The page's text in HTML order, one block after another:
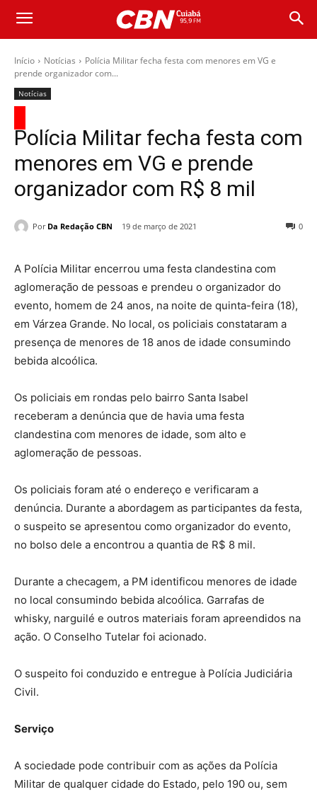
Início Notícias
Polícia Militar fecha festa com menores em VG e
prende organizador com...
Notícias
Polícia Militar fecha festa com
menores em VG e prende
organizador com R$ 8 mil
Por Da Redação CBN 19 de março de 2021 0
A Polícia Militar encerrou uma festa clandestina com
aglomeração de pessoas e prendeu o organizador do
evento, homem de 24 anos, na noite de quinta-feira (18),
em Várzea Grande. No local, os policiais constataram a
presença de menores de 18 anos de idade consumindo
bebida alcoólica.
Os policiais em rondas pelo bairro Santa Isabel
receberam a denúncia que de havia uma festa
clandestina com menores de idade, som alto e
aglomeração de pessoas.
Os policiais foram até o endereço e verificaram a
denúncia. Durante a abordagem as participantes da festa,
o suspeito se apresentou como organizador do evento,
no bolso dele a encontrou a quantia de R$ 8 mil.
Durante a checagem, a PM identificou menores de idade
no local consumindo bebida alcoólica. Garrafas de
whisky, narguilé e outros materiais foram apreendidos na
ação. O Conselho Tutelar foi acionado.
O suspeito foi conduzido e entregue à Polícia Judiciária
Civil.
Serviço
A sociedade pode contribuir com as ações da Polícia
Militar de qualquer cidade do Estado, pelo 190 ou, sem